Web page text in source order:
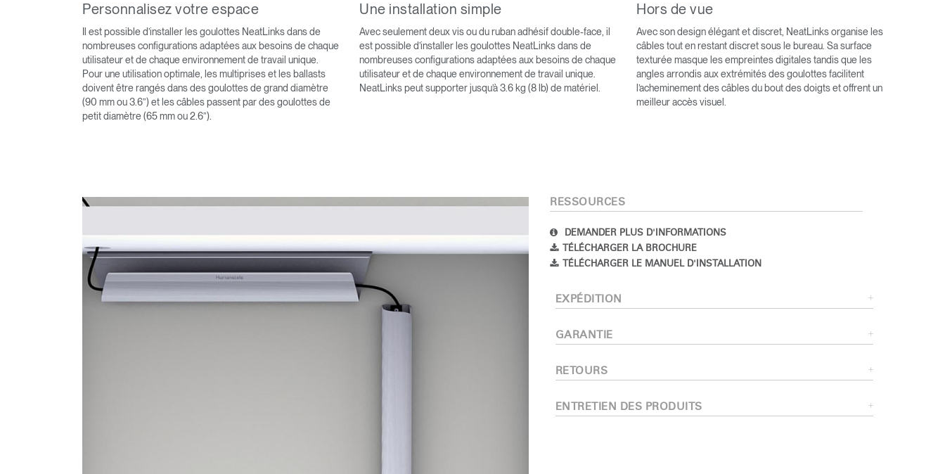
Sélectionnez votre pays
Créer un compte
S'INSCRIRE
Personnalisez votre espace
Il est possible d’installer les goulottes NeatLinks dans de
nombreuses configurations adaptées aux besoins de chaque
utilisateur et de chaque environnement de travail unique.
Pour une utilisation optimale, les multiprises et les ballasts
doivent être rangés dans des goulottes de grand diamètre
(90 mm ou 3.6”) et les câbles passent par des goulottes de
petit diamètre (65 mm ou 2.6”).
Une installation simple
Avec seulement deux vis ou du ruban adhésif double-face, il
est possible d’installer les goulottes NeatLinks dans de
nombreuses configurations adaptées aux besoins de chaque
utilisateur et de chaque environnement de travail unique.
NeatLinks peut supporter jusqu’à 3.6 kg (8 lb) de matériel.
Hors de vue
Avec son design élégant et discret, NeatLinks organise les
câbles tout en restant discret sous le bureau. Sa surface
texturée masque les empreintes digitales tandis que les
angles arrondis aux extrémités des goulottes facilitent
l’acheminement des câbles du bout des doigts et offrent un
meilleur accès visuel.
RESSOURCES
DEMANDER PLUS D'INFORMATIONS
TÉLÉCHARGER LA BROCHURE
TÉLÉCHARGER LE MANUEL D'INSTALLATION
EXPÉDITION
GARANTIE
RETOURS
ENTRETIEN DES PRODUITS